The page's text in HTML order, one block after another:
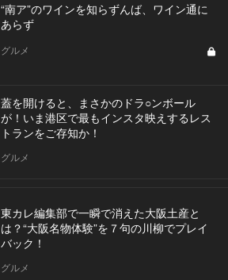
“南ア”のワインを知らずんば、ワイン通に
あらず
グルメ
蓋を開けると、まさかのドラ○ンボール
が！いま港区で最もインスタ映えするレス
トランをご存知か！
グルメ
東カレ編集部で一瞬で消えた大阪土産と
は？“大阪名物体験”を７句の川柳でプレイ
バック！
グルメ